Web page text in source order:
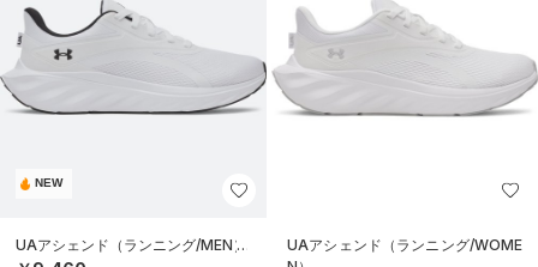
NEW
UAアシェンド（ランニング/MEN）
UAアシェンド（ランニング/WOME